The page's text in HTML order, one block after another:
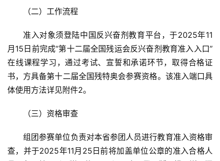
（二）工作流程
准入对象须登陆中国反兴奋剂教育平台，于2025年11
月15日前完成“第十二届全国残运会反兴奋剂教育准入入口”
在线课程学习，通过考试、宣誓和承诺环节，取得合格证
书，方具备第十二届全国残特奥会参赛资格。该准入端口具
体使用方法详见附件2。
（三）资格审查
组团参赛单位负责对本省参团人员进行教育准入资格审
查，并于2025年11月25日前将加盖单位公章的准入合格人